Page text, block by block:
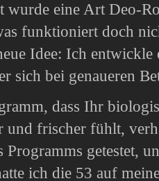
wurde eine Art Deo-
funktioniert doch
Idee: Ich entwickle
sich bei genaueren
dass Ihr
und frischer fühlt,
Programms getestet,
ich die 53 auf